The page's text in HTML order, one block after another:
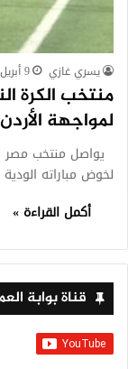
يسري غازي 9 أبريل، 2022
منتخب الكرة
لمواجهة الأردن
يواصل منتخب مصر
لخوض مباراته الودية
أكمل القراءة »
قناة بوابة